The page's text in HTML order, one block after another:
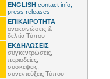
ENGLISH contact info,
press releases
ΕΠΙΚΑΙΡΟΤΗΤΑ
ανακοινώσεις &
δελτία Τύπου
ΕΚΔΗΛΩΣΕΙΣ
συγκεντρώσεις,
περιοδείες,
συσκέψεις,
συνεντεύξεις Τύπου